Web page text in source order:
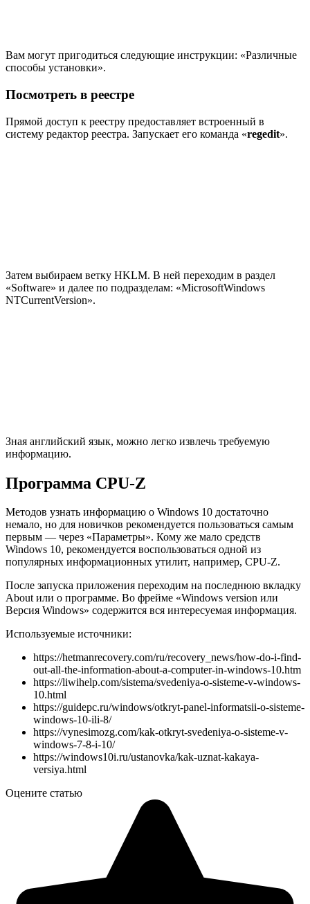
Вам могут пригодиться следующие инструкции: «Различные
способы установки».
Посмотреть в реестре
Прямой доступ к реестру предоставляет встроенный в
систему редактор реестра. Запускает его команда «regedit».
Затем выбираем ветку HKLM. В ней переходим в раздел
«Software» и далее по подразделам: «MicrosoftWindows
NTCurrentVersion».
Зная английский язык, можно легко извлечь требуемую
информацию.
Программа CPU-Z
Методов узнать информацию о Windows 10 достаточно
немало, но для новичков рекомендуется пользоваться самым
первым — через «Параметры». Кому же мало средств
Windows 10, рекомендуется воспользоваться одной из
популярных информационных утилит, например, CPU-Z.
После запуска приложения переходим на последнюю вкладку
About или о программе. Во фрейме «Windows version или
Версия Windows» содержится вся интересуемая информация.
Используемые источники:
https://hetmanrecovery.com/ru/recovery_news/how-do-i-find-
out-all-the-information-about-a-computer-in-windows-10.htm
https://liwihelp.com/sistema/svedeniya-o-sisteme-v-windows-
10.html
https://guidepc.ru/windows/otkryt-panel-informatsii-o-sisteme-
windows-10-ili-8/
https://vynesimozg.com/kak-otkryt-svedeniya-o-sisteme-v-
windows-7-8-i-10/
https://windows10i.ru/ustanovka/kak-uznat-kakaya-
versiya.html
Оцените статью